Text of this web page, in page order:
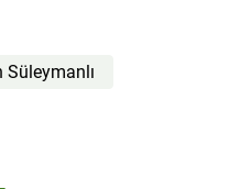
Süleymanlı